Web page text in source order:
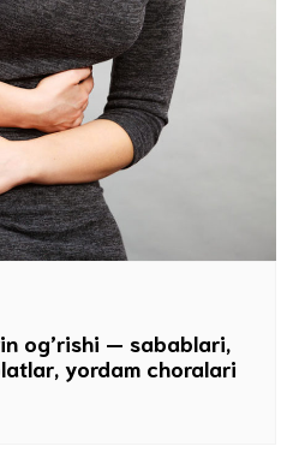
og’rishi — sabablari,
yordam choralari